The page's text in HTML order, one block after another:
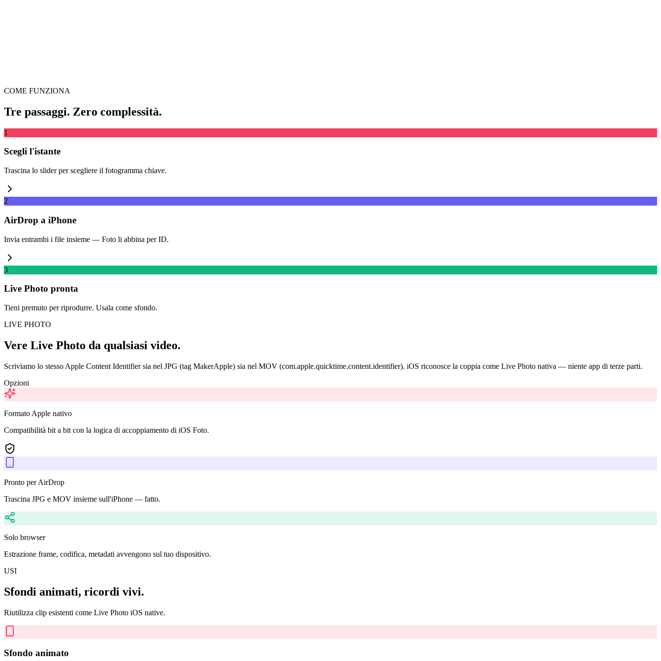
COME FUNZIONA
Tre passaggi. Zero complessità.
1
Scegli l'istante
Trascina lo slider per scegliere il fotogramma chiave.
2
AirDrop a iPhone
Invia entrambi i file insieme — Foto li abbina per ID.
3
Live Photo pronta
Tieni premuto per riprodurre. Usala come sfondo.
LIVE PHOTO
Vere Live Photo da qualsiasi video.
Scriviamo lo stesso Apple Content Identifier sia nel JPG (tag MakerApple) sia nel MOV (com.apple.quicktime.content.identifier). iOS riconosce la coppia come Live Photo nativa — niente app di terze parti.
Opzioni
Formato Apple nativo
Compatibilità bit a bit con la logica di accoppiamento di iOS Foto.
Pronto per AirDrop
Trascina JPG e MOV insieme sull'iPhone — fatto.
Solo browser
Estrazione frame, codifica, metadati avvengono sul tuo dispositivo.
USI
Sfondi animati, ricordi vivi.
Riutilizza clip esistenti come Live Photo iOS native.
Sfondo animato